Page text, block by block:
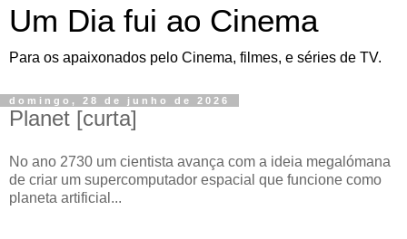
Um Dia fui ao Cinema
Para os apaixonados pelo Cinema, filmes, e séries de TV.
domingo, 28 de junho de 2026
Planet [curta]
No ano 2730 um cientista avança com a ideia megalómana
de criar um supercomputador espacial que funcione como
planeta artificial...